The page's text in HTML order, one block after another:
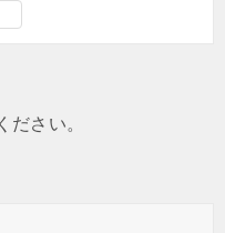
ださい。